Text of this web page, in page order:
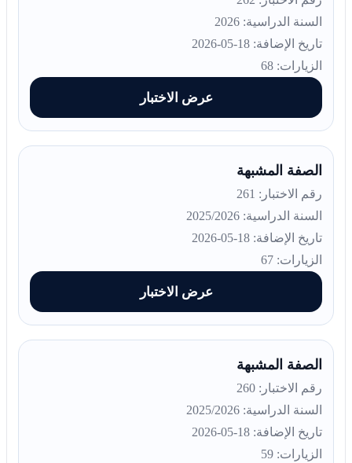
السنة الدراسية: 2026
تاريخ الإضافة: 18-05-2026
الزيارات: 68
عرض الاختبار
الصفة المشبهة
رقم الاختبار: 261
السنة الدراسية: 2025/2026
تاريخ الإضافة: 18-05-2026
الزيارات: 67
عرض الاختبار
الصفة المشبهة
رقم الاختبار: 260
السنة الدراسية: 2025/2026
تاريخ الإضافة: 18-05-2026
الزيارات: 59